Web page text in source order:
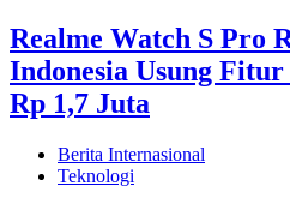
Realme Watch S Pro
Indonesia Usung
Rp 1,7 Juta
Berita Internasional
Teknologi